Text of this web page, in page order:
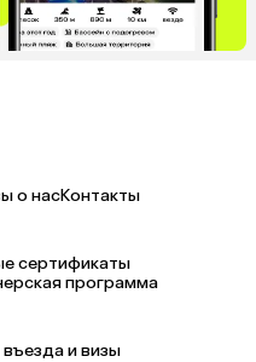
о насКонтакты
сертификаты
программа
и визы